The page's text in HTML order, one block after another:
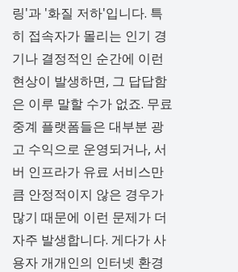
링'과 '화질 저하'입니다. 특
히 접속자가 몰리는 인기 경
기나 결정적인 순간에 이런
현상이 발생하면, 그 답답함
은 이루 말할 수가 없죠. 무료
중계 플랫폼들은 대부분 광
고 수익으로 운영되거나, 서
버 인프라가 유료 서비스만
큼 안정적이지 않은 경우가
많기 때문에 이런 문제가 더
자주 발생합니다. 게다가 사
용자 개개인의 인터넷 환경